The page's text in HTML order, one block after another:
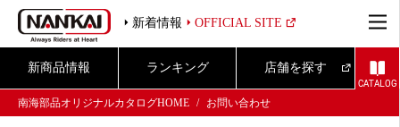
新着情報 OFFICIAL SITE
新商品情報 ランキング 店舗を探す
CATALOG
南海部品オリジナルカタログHOME
お問い合わせ